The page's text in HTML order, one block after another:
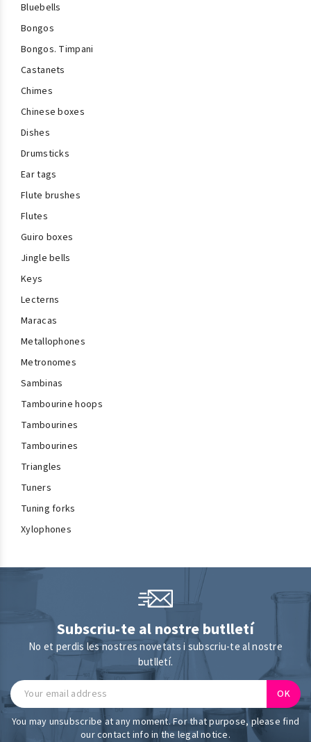
Bluebells
Bongos
Bongos. Timpani
Castanets
Chimes
Chinese boxes
Dishes
Drumsticks
Ear tags
Flute brushes
Flutes
Guiro boxes
Jingle bells
Keys
Lecterns
Maracas
Metallophones
Metronomes
Sambinas
Tambourine hoops
Tambourines
Tambourines
Triangles
Tuners
Tuning forks
Xylophones
Subscriu-te al nostre butlletí
No et perdis les nostres novetats i subscriu-te al nostre
butlletí.
You may unsubscribe at any moment. For that purpose, please find
our contact info in the legal notice.